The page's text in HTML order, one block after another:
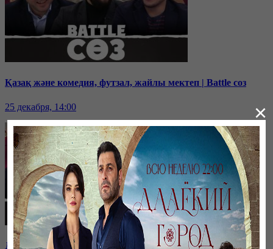
Қазақ және комедия, футзал, жайлы мектеп | Battle соз
25 декабря, 14:00
Дихан Қамзабекұлы: тәуелсіздік vs егемендік | Battle соз
×